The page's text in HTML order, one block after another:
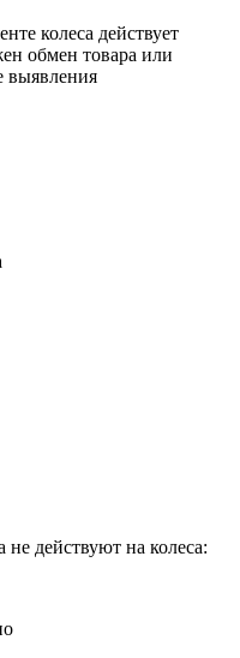
колеса действует
обмен товара или
выявления
действуют на колеса: